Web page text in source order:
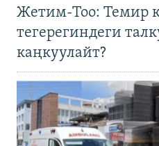
Жетим-Тоо: Темир
тегерегиндеги
каңкуулайт?